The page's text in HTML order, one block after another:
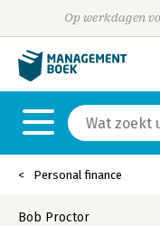
Op werkdagen
Personal finance
Bob Proctor